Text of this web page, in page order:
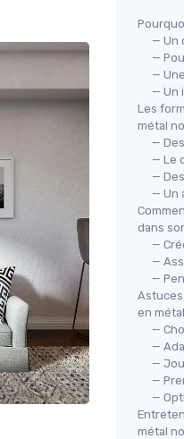
— Un
—
—
— Un
Les
métal
—
— Le
—
— Un
dans
—
—
—
en
—
—
—
—
—
métal